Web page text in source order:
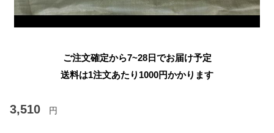
ご注文確定から7~28日でお届け予定
送料は1注文あたり 1000円かかります
3,510 円